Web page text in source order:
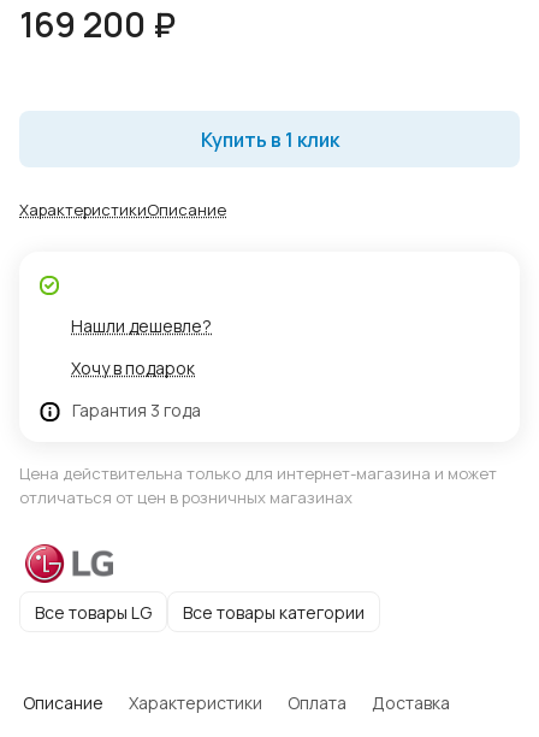
169 200 ₽
Купить в 1 клик
ХарактеристикиОписание
Нашли дешевле?
Хочу в подарок
Гарантия 3 года
Цена действительна только для интернет-магазина и может
отличаться от цен в розничных магазинах
Все товары LG Все товары категории
Описание Характеристики Оплата Доставка